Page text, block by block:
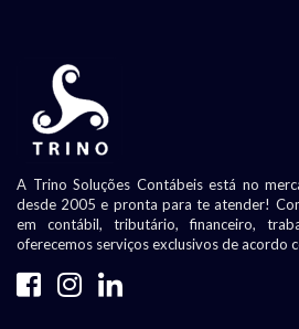
A Trino Soluções Contábeis está no
desde 2005 e pronta para te atender!
em contábil, tributário, financeiro,
oferecemos serviços exclusivos de acordo